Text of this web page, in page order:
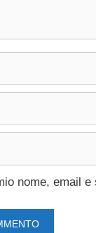
nome, email